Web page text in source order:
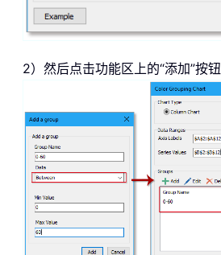
2）然后点击功能区上的“添加”按钮